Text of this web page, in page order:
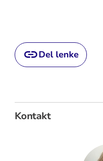
Del lenke
Kontakt